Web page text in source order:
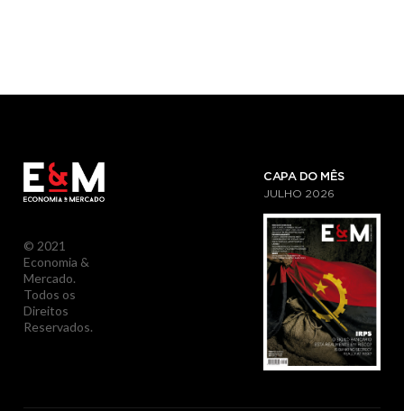
© 2021
Economia &
Mercado.
Todos os
Direitos
Reservados.
CAPA DO MÊS
JULHO 2026